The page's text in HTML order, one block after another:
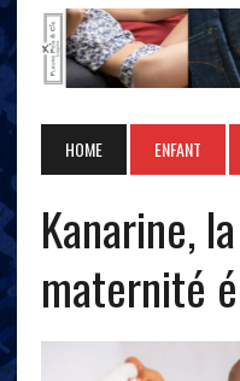
HOME ENFANT
Kanarine,
maternité